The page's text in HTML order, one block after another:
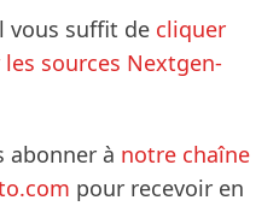
vous suffit de cliquer
sources Nextgen-
abonner à notre chaîne
pour recevoir en